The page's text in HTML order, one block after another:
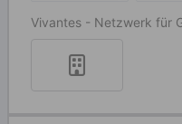
Vivantes - Netzwerk für